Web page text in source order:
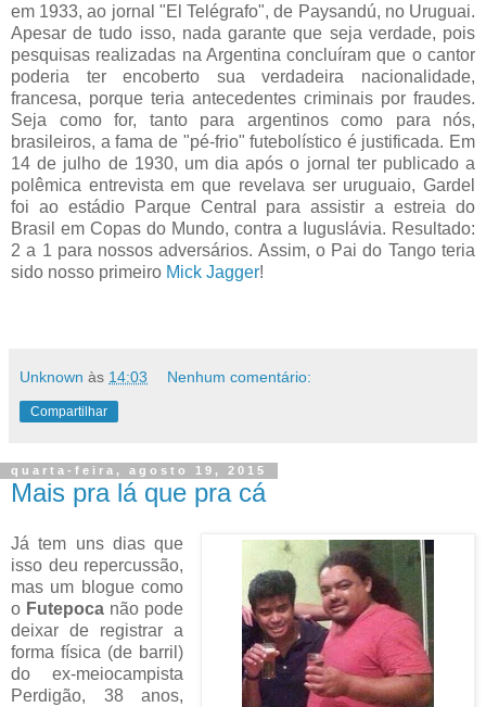
em 1933, ao jornal "El Telégrafo", de Paysandú, no Uruguai.
Apesar de tudo isso, nada garante que seja verdade, pois
pesquisas realizadas na Argentina concluíram que o cantor
poderia ter encoberto sua verdadeira nacionalidade,
francesa, porque teria antecedentes criminais por fraudes.
Seja como for, tanto para argentinos como para nós,
brasileiros, a fama de "pé-frio" futebolístico é justificada. Em
14 de julho de 1930, um dia após o jornal ter publicado a
polêmica entrevista em que revelava ser uruguaio, Gardel
foi ao estádio Parque Central para assistir a estreia do
Brasil em Copas do Mundo, contra a Iuguslávia. Resultado:
2 a 1 para nossos adversários. Assim, o Pai do Tango teria
sido nosso primeiro Mick Jagger!
Unknown às 14:03 Nenhum comentário:
Compartilhar
quarta-feira, agosto 19, 2015
Mais pra lá que pra cá
Já tem uns dias que
isso deu repercussão,
mas um blogue como
o Futepoca não pode
deixar de registrar a
forma física (de barril)
do ex-meiocampista
Perdigão, 38 anos,